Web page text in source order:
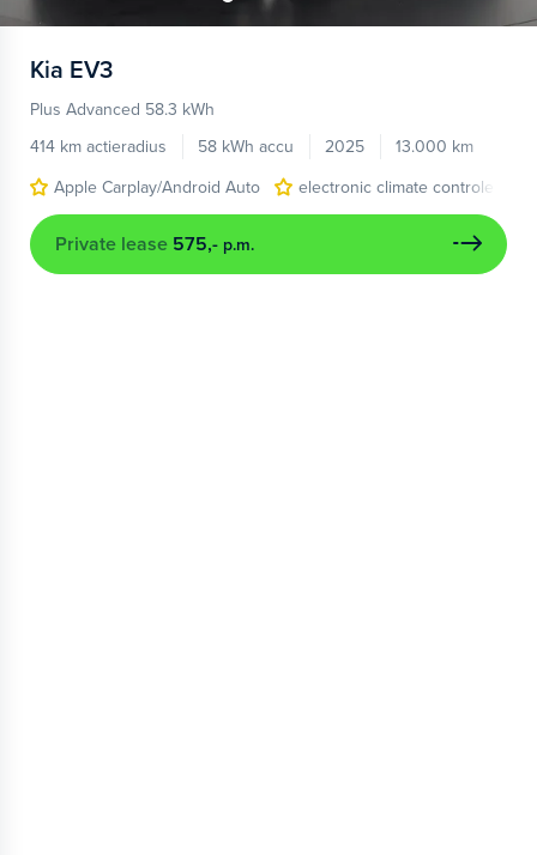
Kia EV3
Plus Advanced 58.3 kWh
414 km actieradius
58 kWh accu 2025
13.000 km
Apple Carplay/Android Auto
electronic climate controle
Private lease 575,- p.m.